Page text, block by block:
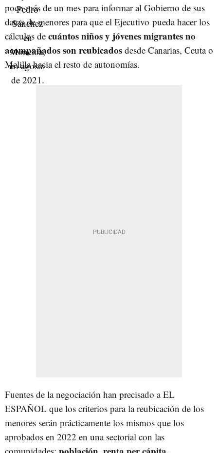
poco más de un mes para informar al Gobierno de sus
datos de menores para que el Ejecutivo pueda hacer los
cálculos de cuántos niños y jóvenes migrantes no
acompañados son reubicados desde Canarias, Ceuta o
Melilla hacia el resto de autonomías.
Fuentes de la negociación han precisado a EL
ESPAÑOL que los criterios para la reubicación de los
menores serán prácticamente los mismos que los
aprobados en 2022 en una sectorial con las